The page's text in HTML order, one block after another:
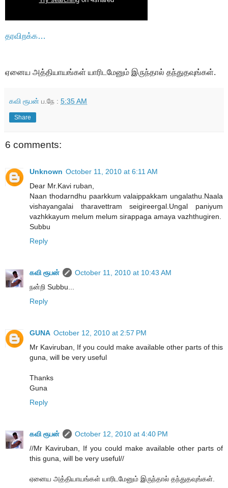
தரவிறக்க…
ஏனைய அத்தியாயங்கள் யாரிடமேனும் இருந்தால் தந்துதவுங்கள்.
கவி ரூபன் ப.நே : 5:35 AM
Share
6 comments:
Unknown October 11, 2010 at 6:11 AM
Dear Mr.Kavi ruban,
Naan thodarndhu paarkkum valaippakkam ungalathu.Naala
vishayangalai tharavettram seigireergal.Ungal paniyum
vazhkkayum melum melum sirappaga amaya vazhthugiren.
Subbu
Reply
கவி ரூபன்
October 11, 2010 at 10:43 AM
நன்றி Subbu...
Reply
GUNA October 12, 2010 at 2:57 PM
Mr Kaviruban, If you could make available other parts of this
guna, will be very useful
Thanks
Guna
Reply
கவி ரூபன்
October 12, 2010 at 4:40 PM
//Mr Kaviruban, If you could make available other parts of
this guna, will be very useful//
ஏனைய அத்தியாயங்கள் யாரிடமேனும் இருந்தால் தந்துதவுங்கள்.